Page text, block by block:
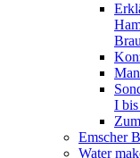
I
Emscher
Water